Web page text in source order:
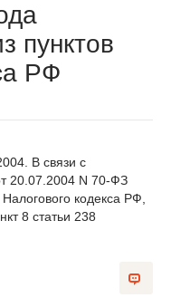
пунктов
РФ
В связи с
20.07.2004 N 70-ФЗ
кодекса РФ,
8 статьи 238